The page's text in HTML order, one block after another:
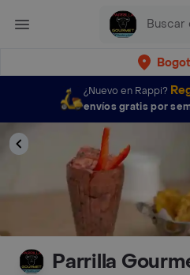
¿Nuevo en Rappi?
envíos gratis por
Parrilla